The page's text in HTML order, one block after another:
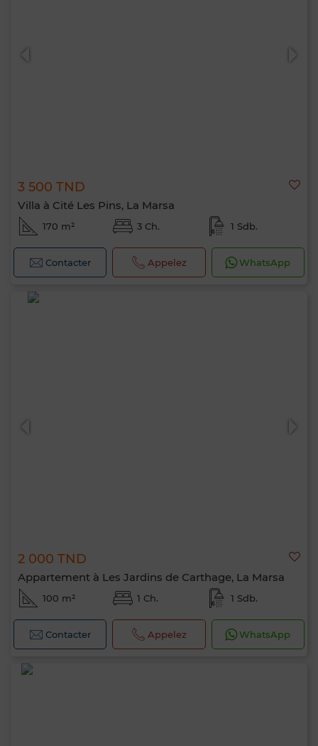
3 500 TND
Villa à Cité Les Pins, La Marsa
170 m² 3 Ch. 1 Sdb.
Contacter Appelez WhatsApp
2 000 TND
Appartement à Les Jardins de Carthage, La Marsa
100 m² 1 Ch. 1 Sdb.
Contacter Appelez WhatsApp